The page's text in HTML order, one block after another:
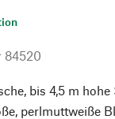
84520
bis 4,5 m
perlmuttweiße